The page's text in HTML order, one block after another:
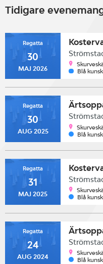
Tidigare
Regatta
30
MAJ 2026
Blå
Regatta
30
AUG 2025
Blå
Regatta
31
MAJ 2025
Blå
Regatta
24
AUG 2024
Blå